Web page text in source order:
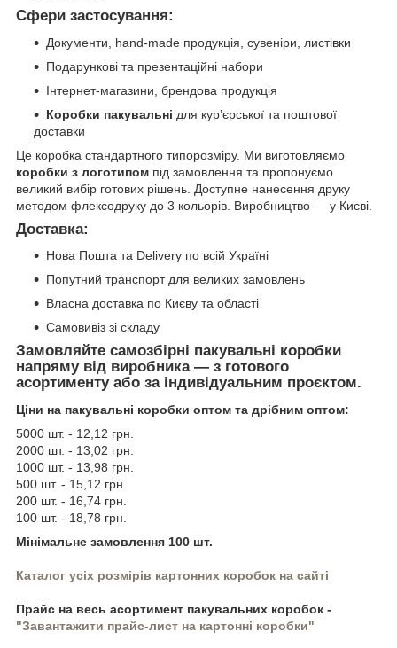
Сфери застосування:
Документи, hand-made продукція, сувеніри, листівки
Подарункові та презентаційні набори
Інтернет-магазини, брендова продукція
Коробки пакувальні для курʼєрської та поштової
доставки
Це коробка стандартного типорозміру. Ми виготовляємо
коробки з логотипом під замовлення та пропонуємо
великий вибір готових рішень. Доступне нанесення друку
методом флексодруку до 3 кольорів. Виробництво — у Києві.
Доставка:
Нова Пошта та Delivery по всій Україні
Попутний транспорт для великих замовлень
Власна доставка по Києву та області
Самовивіз зі складу
Замовляйте самозбірні пакувальні коробки
напряму від виробника — з готового
асортименту або за індивідуальним проєктом.
Ціни на пакувальні коробки оптом та дрібним оптом:
5000 шт. - 12,12 грн.
2000 шт. - 13,02 грн.
1000 шт. - 13,98 грн.
500 шт. - 15,12 грн.
200 шт. - 16,74 грн.
100 шт. - 18,78 грн.
Мінімальне замовлення 100 шт.
Каталог усіх розмірів картонних коробок на сайті
Прайс на весь асортимент пакувальних коробок -
"Завантажити прайс-лист на картонні коробки"